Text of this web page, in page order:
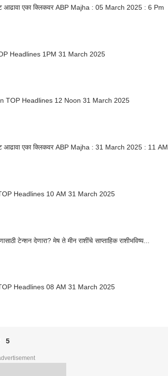
आढावा एका क्लिकवर ABP Majha : 05 March 2025 : 6 Pm
Headlines 1PM 31 March 2025
TOP Headlines 12 Noon 31 March 2025
आढावा एका क्लिकवर ABP Majha : 31 March 2025 : 11 AM
Headlines 10 AM 31 March 2025
टेन्शन देणारा? मेष ते मीन राशींचे साप्ताहिक राशीभविष्य...
Headlines 08 AM 31 March 2025
5